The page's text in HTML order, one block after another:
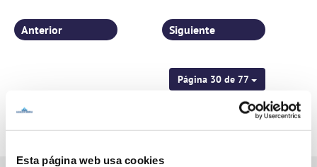
Esta página web usa cookies
Página 30 de 77
Anterior Siguiente